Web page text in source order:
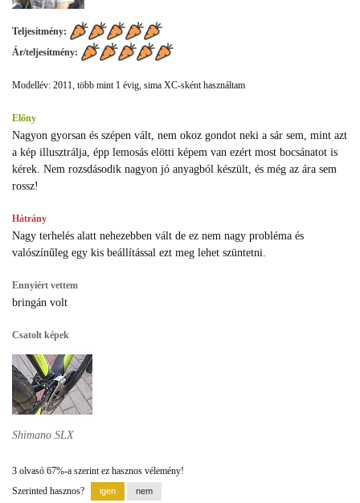
Teljesítmény:
Ár/teljesítmény:
Modellév: 2011, több mint 1 évig, sima XC-sként használtam
Előny
Nagyon gyorsan és szépen vált, nem okoz gondot neki a sár sem, mint azt
a kép illusztrálja, épp lemosás elötti képem van ezért most bocsánatot is
kérek. Nem rozsdásodik nagyon jó anyagból készült, és még az ára sem
rossz!
Hátrány
Nagy terhelés alatt nehezebben vált de ez nem nagy probléma és
valószínűleg egy kis beállítással ezt meg lehet szüntetni.
Ennyiért vettem
bringán volt
Csatolt képek
Shimano SLX
3 olvasó 67%-a szerint ez hasznos vélemény!
Szerinted hasznos?